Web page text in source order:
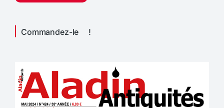
Commandez-le !